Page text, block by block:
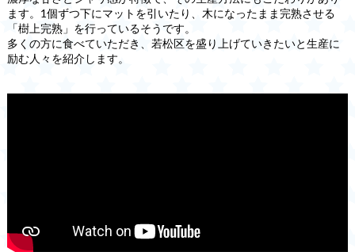
ます。1個ずつ下にマットを引いたり、木になったまま完熟させる
「樹上完熟」を行っているそうです。
多くの方に食べていただき、若松区を盛り上げていきたいと生産に
励む人々を紹介します。